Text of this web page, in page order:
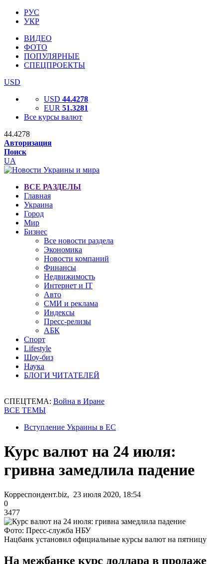
РУС
УКР
ВИДЕО
ФОТО
ПОПУЛЯРНЫЕ
СПЕЦПРОЕКТЫ
USD
USD 44.4278
EUR 51.3281
Все курсы валют
44.4278
Авторизация
Поиск
UA
ВСЕ РАЗДЕЛЫ
Главная
Украина
Город
Мир
Бизнес
Все новости раздела
Экономика
Новости компаний
Финансы
Недвижимость
Интернет и IT
Авто
СМИ и реклама
Индексы
Пресс-релизы
АБК
Спорт
Lifestyle
Шоу-биз
Наука
БЛОГИ ЧИТАТЕЛЕЙ
СПЕЦТЕМА: Война в Иране
ВСЕ ТЕМЫ
Вступление Украины в ЕС
Курс валют на 24 июля:
гривна замедлила падение
Корреспондент.biz, 23 июля 2020, 18:54
0
3477
Фото: Пресс-служба НБУ
Нацбанк установил официальные курсы валют на пятницу
На межбанке курс доллара в продаже